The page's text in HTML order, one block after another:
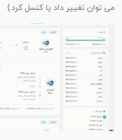
می توان تغییر داد یا کنسل کرد.)
تور آفرود